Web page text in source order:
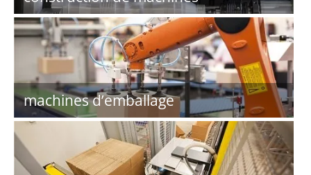
machines d’emballage